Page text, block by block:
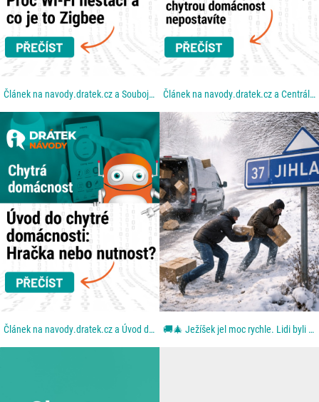
Článek na navody.dratek.cz a Souboj technologií: Proč Wi-Fi nestačí a co je to Zigbee. Odkaz také v... Článek na navody.dratek.cz a Centrální mozek: Co je to Hub a proč bez něj chytrou domácnost...
Článek na navody.dratek.cz a Úvod do chytré domácnosti. Odkaz také v BIO.... 🚚🎄 Ježíšek jel moc rychle. Lidi byli ještě rychlejší. Aneb: když se blbě zavřou dveře. Z dodávky...